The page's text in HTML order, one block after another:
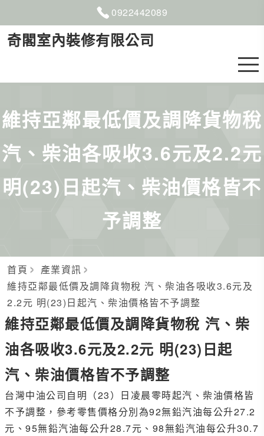
0922442089
奇閣室內裝修有限公司
維持亞鄰最低價及調降貨物稅
汽、柴油各吸收3.6元及2.2元
明(23)日起汽、柴油價格皆不
予調整
首頁
產業資訊
維持亞鄰最低價及調降貨物稅 汽、柴油各吸收3.6元及
2.2元 明(23)日起汽、柴油價格皆不予調整
維持亞鄰最低價及調降貨物稅 汽、柴
油各吸收3.6元及2.2元 明(23)日起
汽、柴油價格皆不予調整
台灣中油公司自明（23）日凌晨零時起汽、柴油價格皆
不予調整，參考零售價格分別為92無鉛汽油每公升27.2
元、95無鉛汽油每公升28.7元、98無鉛汽油每公升30.7